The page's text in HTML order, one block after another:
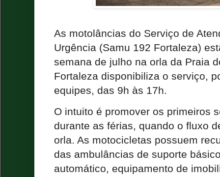
As motolâncias do Serviço de
Urgência (Samu 192 Fortaleza)
semana de julho na orla da Praia
Fortaleza disponibiliza o serviço,
equipes, das 9h às 17h.
O intuito é promover os primeiros
durante as férias, quando o fluxo
orla. As motocicletas possuem
das ambulâncias de suporte
automático, equipamento de